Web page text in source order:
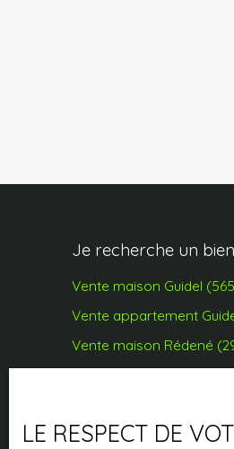
Je recherche un bien
Vente maison Guidel
Vente appartement
Vente maison Rédené
LE RESPECT DE